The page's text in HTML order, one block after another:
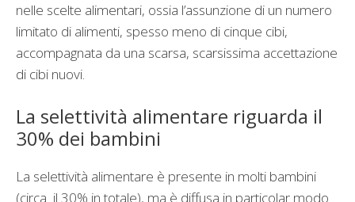
nelle scelte alimentari, ossia l’assunzione di un numero
limitato di alimenti, spesso meno di cinque cibi,
accompagnata da una scarsa, scarsissima accettazione
di cibi nuovi.
La selettività alimentare riguarda il
30% dei bambini
La selettività alimentare è presente in molti bambini
(circa il 30% in totale), ma è diffusa in particolar modo